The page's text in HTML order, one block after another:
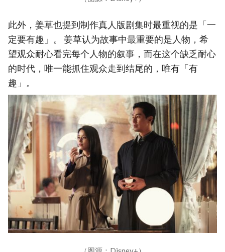
此外，姜草也提到制作真人版剧集时最重视的是「一
定要有趣」。 姜草认为故事中最重要的是人物，希
望观众耐心看完每个人物的叙事，而在这个缺乏耐心
的时代，唯一能抓住观众走到结尾的，唯有「有
趣」。